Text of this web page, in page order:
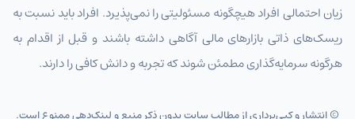
زیان احتمالی افراد هیچگونه مسئولیتی را نمی‌پذیرد. افراد باید نسبت به
ریسک‌های ذاتی بازارهای مالی آگاهی داشته باشند و قبل از اقدام به
هرگونه سرمایه‌گذاری مطمئن شوند که تجربه و دانش کافی را دارند.